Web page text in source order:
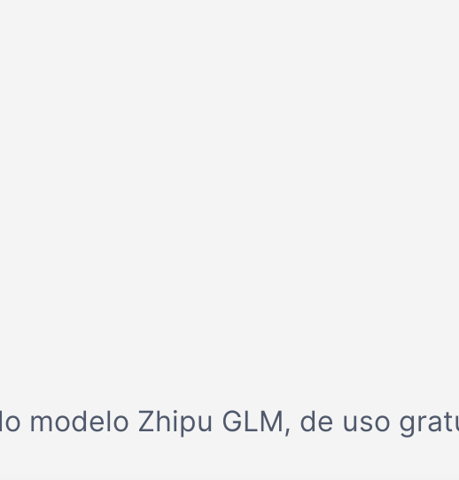
modelo Zhipu GLM, de uso